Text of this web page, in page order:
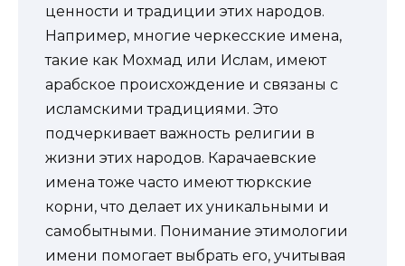
ценности и традиции этих народов.
Например, многие черкесские имена,
такие как Мохмад или Ислам, имеют
арабское происхождение и связаны с
исламскими традициями. Это
подчеркивает важность религии в
жизни этих народов. Карачаевские
имена тоже часто имеют тюркские
корни, что делает их уникальными и
самобытными. Понимание этимологии
имени помогает выбрать его, учитывая